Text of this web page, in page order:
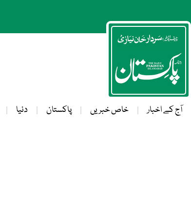
آج کے اخبار خاص خبریں پاکستان دنیا